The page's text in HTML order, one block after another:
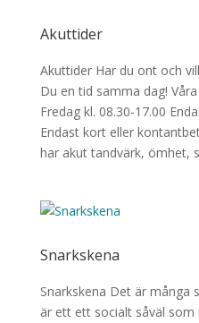
Akuttider
Akuttider Har du ont och
Du en tid samma dag!
Fredag kl. 08.30-17.00
Endast kort eller
har akut tandvärk, ömhet,
Snarkskena
Snarkskena Det är många
är ett ett socialt såväl som